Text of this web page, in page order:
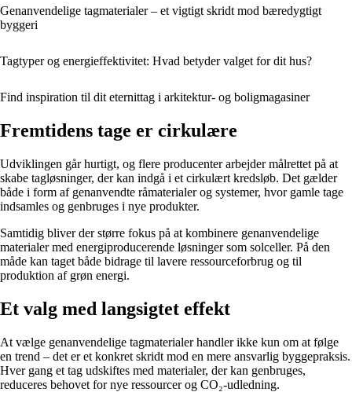
Genanvendelige tagmaterialer – et vigtigt skridt mod bæredygtigt
byggeri
Tagtyper og energieffektivitet: Hvad betyder valget for dit hus?
Find inspiration til dit eternittag i arkitektur- og boligmagasiner
Fremtidens tage er cirkulære
Udviklingen går hurtigt, og flere producenter arbejder målrettet på at
skabe tagløsninger, der kan indgå i et cirkulært kredsløb. Det gælder
både i form af genanvendte råmaterialer og systemer, hvor gamle tage
indsamles og genbruges i nye produkter.
Samtidig bliver der større fokus på at kombinere genanvendelige
materialer med energiproducerende løsninger som solceller. På den
måde kan taget både bidrage til lavere ressourceforbrug og til
produktion af grøn energi.
Et valg med langsigtet effekt
At vælge genanvendelige tagmaterialer handler ikke kun om at følge
en trend – det er et konkret skridt mod en mere ansvarlig byggepraksis.
Hver gang et tag udskiftes med materialer, der kan genbruges,
reduceres behovet for nye ressourcer og CO₂-udledning.